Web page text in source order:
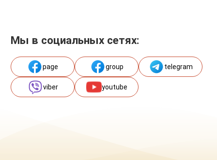
Мы в социальных сетях:
page group telegram
viber youtube